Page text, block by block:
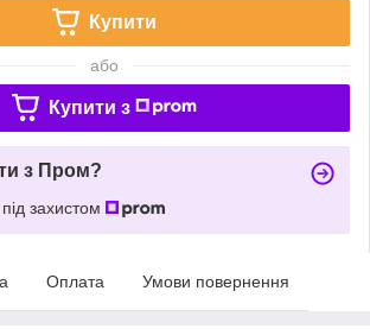
Купити
або
Купити з
з Пром?
захистом
Оплата Умови повернення